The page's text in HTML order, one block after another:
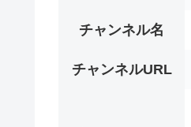
チャンネル名
チャンネルURL